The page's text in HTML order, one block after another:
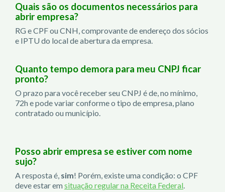
Quais são os documentos necessários para
abrir empresa?
RG e CPF ou CNH, comprovante de endereço dos sócios
e IPTU do local de abertura da empresa.
Quanto tempo demora para meu CNPJ ficar
pronto?
O prazo para você receber seu CNPJ é de, no mínimo,
72h e pode variar conforme o tipo de empresa, plano
contratado ou município.
Posso abrir empresa se estiver com nome
sujo?
A resposta é, sim! Porém, existe uma condição: o CPF
deve estar emsituação regular na Receita Federal.